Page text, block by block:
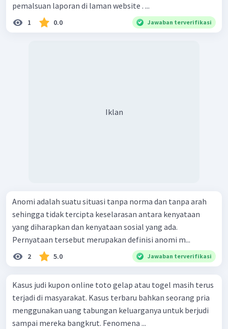
pemalsuan laporan di laman website . ...
1 0.0 Jawaban terverifikasi
Iklan
Anomi adalah suatu situasi tanpa norma dan tanpa arah
sehingga tidak tercipta keselarasan antara kenyataan
yang diharapkan dan kenyataan sosial yang ada.
Pernyataan tersebut merupakan definisi anomi m...
2 5.0 Jawaban terverifikasi
Kasus judi kupon online toto gelap atau togel masih terus
terjadi di masyarakat. Kasus terbaru bahkan seorang pria
menggunakan uang tabungan keluarganya untuk berjudi
sampai mereka bangkrut. Fenomena ...